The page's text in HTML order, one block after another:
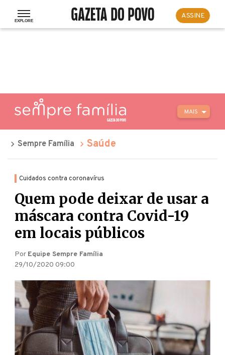
ASSINE
MAIS
Sempre Família Saúde
Cuidados contra coronavírus
Quem pode deixar de usar a
máscara contra Covid-19
em locais públicos
Por Equipe Sempre Família
29/10/2020 09:00